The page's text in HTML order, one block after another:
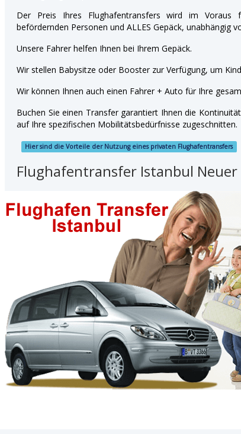
Der Preis Ihres Flughafentransfers wird im
befördernden Personen und ALLES Gepäck, unabhängig
Unsere Fahrer helfen Ihnen bei Ihrem Gepäck.
Wir stellen Babysitze oder Booster zur Verfügung, um
Wir können Ihnen auch einen Fahrer + Auto für Ihre
Buchen Sie einen Transfer garantiert Ihnen die
auf Ihre spezifischen Mobilitätsbedürfnisse zugeschnitten.
Hier sind die Vorteile der Nutzung eines privaten Flughafentransfers
Flughafentransfer Istanbul Neuer